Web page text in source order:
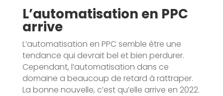
L’automatisation en PPC
arrive
L’automatisation en PPC semble être une
tendance qui devrait bel et bien perdurer.
Cependant, l’automatisation dans ce
domaine a beaucoup de retard à rattraper.
La bonne nouvelle, c’est qu’elle arrive en 2022.